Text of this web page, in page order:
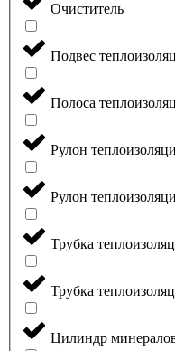
Очиститель
Подвес
Полоса
Рулон
Рулон
Трубка
Трубка
Цилиндр